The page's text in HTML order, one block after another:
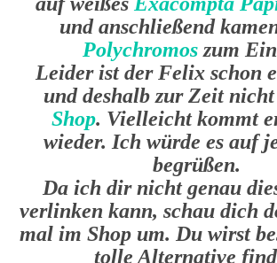
und anschließend
Polychromoszum
Leider ist der Felix schon
und deshalb zur Zeit
Shop. Vielleicht kommt
wieder. Ich würde es auf
begrüßen.
Da ich dir nicht genau
verlinken kann, schau dich
mal im Shop um. Du wirst
tolle Alternative